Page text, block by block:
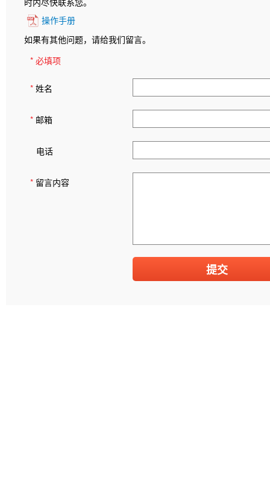
操作手册
如果有其他问题，请给我们留言。
* 必填项
* 姓名
* 邮箱
电话
* 留言内容